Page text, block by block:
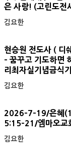
은 사랑! (고린도
김요한
현승원 전도사 ( 디
- 꿈꾸고 기도하면
리최자실기념금식
김요한
2026-7-19/은혜
5:15-21/
김요한